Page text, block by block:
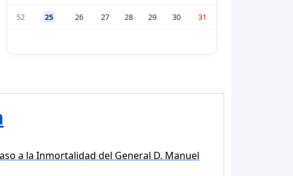
52 25 26 27 28 29 30 31
a la Inmortalidad del General D. Manuel